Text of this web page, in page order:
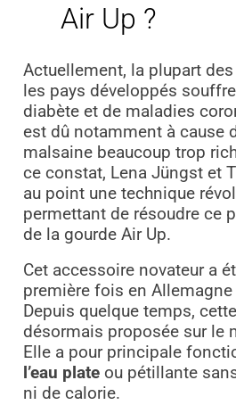
Air Up ?
Actuellement, la plupart
les pays développés
diabète et de maladies
est dû notamment à cause
malsaine beaucoup trop
ce constat, Lena Jüngst et
au point une technique
permettant de résoudre ce
de la gourde Air Up.
Cet accessoire novateur a
première fois en Allemagne
Depuis quelque temps,
désormais proposée sur le
Elle a pour principale
l’eau plateou pétillante
ni de calorie.